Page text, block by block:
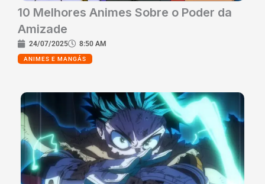
10 Melhores Animes Sobre o Poder da
Amizade
24/07/2025 8:50 AM
ANIMES E MANGÁS